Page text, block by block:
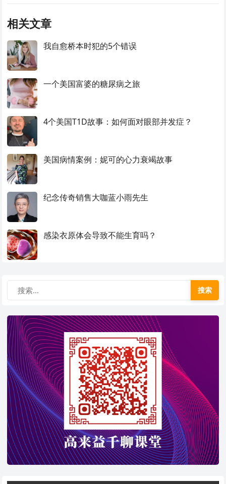
相关文章
我自愈桥本时犯的5个错误
一个美国富婆的糖尿病之旅
4个美国T1D故事：如何面对眼部并发症？
美国病情案例：妮可的心力衰竭故事
纪念传奇销售大咖蓝小雨先生
感染衣原体会导致不能生育吗？
搜索